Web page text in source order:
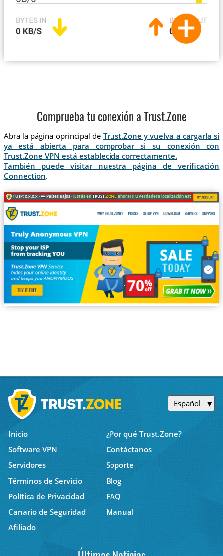
Comprueba tu conexión a Trust.Zone
Abra la página oprincipal de Trust.Zone y vuelva a cargarla si
ya está abierta para comprobar si su conexión con
Trust.Zone VPN está establecida correctamente.
También puede visitar nuestra página de verificación
Connection.
Tu IP: x.x.x.x · Países Bajos ·¡Estás enTRUST.ZONEahora! ¡Tu verdadera localización está oculta!
Español
Inicio
¿Por qué Trust.Zone?
Software VPN
Contáctanos
Servidores
Soporte
Términos de Servicio
Blog
Política de Privacidad
FAQ
Canario de Seguridad
Manual
Afiliado